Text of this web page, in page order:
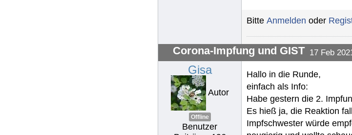
Bitte Anmelden oder
Corona-Impfung und GIST 17 Feb
Gisa
Autor
Offline
Benutzer
Hallo in die Runde,
einfach als Info:
Habe gestern die 2.
Es hieß ja, die Reaktion
Impfschwester würde